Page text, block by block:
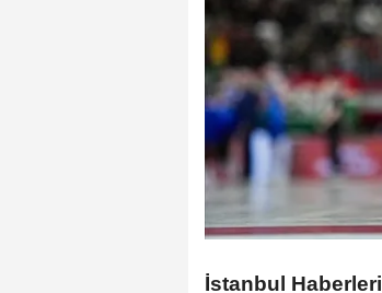
İstanbul Haberleri